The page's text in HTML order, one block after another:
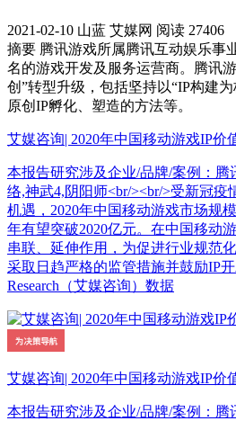
2021-02-10 山蓝 艾媒网 阅读 27406
摘要 腾讯游戏所属腾讯互动娱乐事
名的游戏开发及服务运营商。腾讯
创”转型升级，包括坚持以“IP构建
原创IP孵化、塑造的方法等。
艾媒咨询| 2020年中国移动游戏IP价
本报告研究涉及企业/品牌/案例：腾
络,神武4,阴阳师<br/><br/>受新冠疫
机遇，2020年中国移动游戏市场规
年有望突破2020亿元。在中国移动
串联、延伸作用，为促进行业规范
采取日趋严格的监管措施并鼓励IP
Research（艾媒咨询）数据
艾媒咨询| 2020年中国移动游戏IP价
本报告研究涉及企业/品牌/案例：腾